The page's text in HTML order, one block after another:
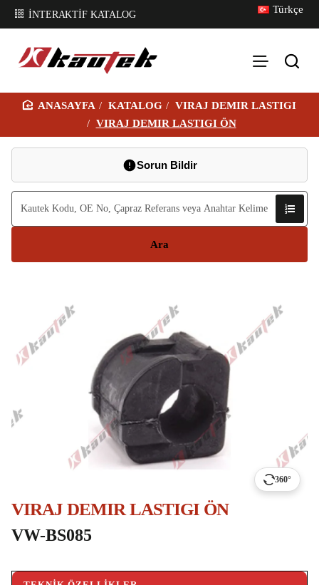
İNTERAKTİF KATALOG Türkçe
O
KATALOG
VIRAJ DEMIR LASTIGI
VIRAJ DEMIR LASTIGI ÖN
Sorun Bildir
Ara
360°
VIRAJ DEMIR LASTIGI ÖN
VW-BS085